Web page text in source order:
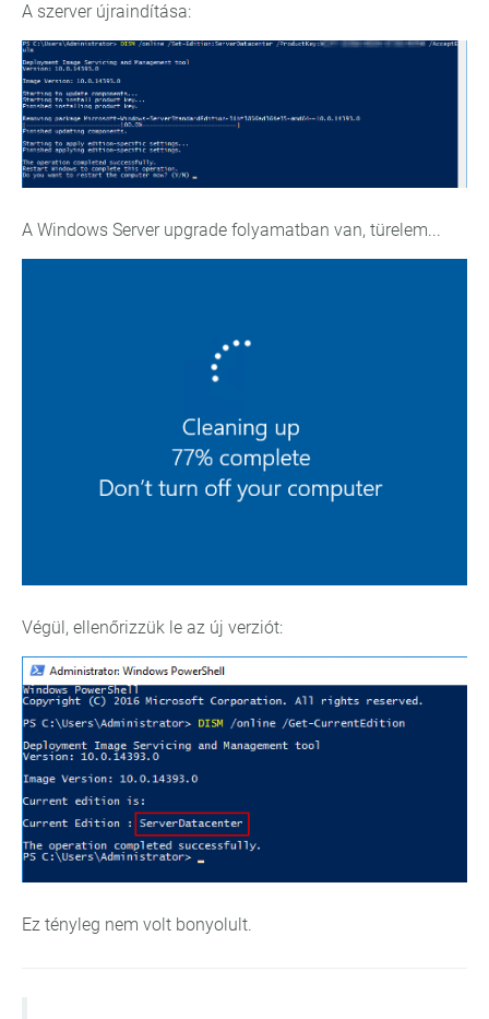
A szerver újraindítása:
A Windows Server upgrade folyamatban van, türelem...
Végül, ellenőrizzük le az új verziót:
Ez tényleg nem volt bonyolult.